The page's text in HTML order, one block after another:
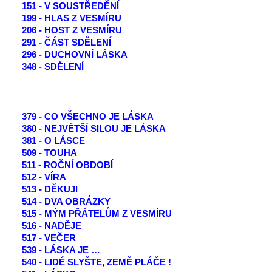
151 - V SOUSTŘEDĚNÍ
199 - HLAS Z VESMÍRU
206 - HOST Z VESMÍRU
291 - ČÁST SDĚLENÍ
296 - DUCHOVNÍ LÁSKA
348 - SDĚLENÍ
379 - CO VŠECHNO JE LÁSKA
380 - NEJVĚTŠÍ SILOU JE LÁSKA
381 - O LÁSCE
509 - TOUHA
511 - ROČNÍ OBDOBÍ
512 - VÍRA
513 - DĚKUJI
514 - DVA OBRÁZKY
515 - MÝM PŘÁTELŮM Z VESMÍRU
516 - NADĚJE
517 - VEČER
539 - LÁSKA JE …
540 - LIDÉ SLYŠTE, ZEMĚ PLÁČE !